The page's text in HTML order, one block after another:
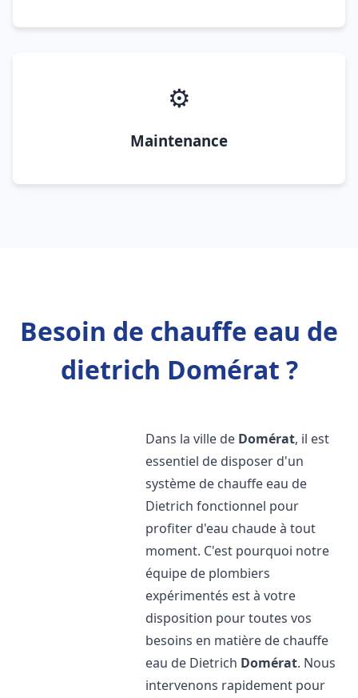
⚙️
Maintenance
Besoin de chauffe eau de
dietrich Domérat ?
Dans la ville de Domérat, il est
essentiel de disposer d'un
système de chauffe eau de
Dietrich fonctionnel pour
profiter d'eau chaude à tout
moment. C'est pourquoi notre
équipe de plombiers
expérimentés est à votre
disposition pour toutes vos
besoins en matière de chauffe
eau de Dietrich Domérat. Nous
intervenons rapidement pour